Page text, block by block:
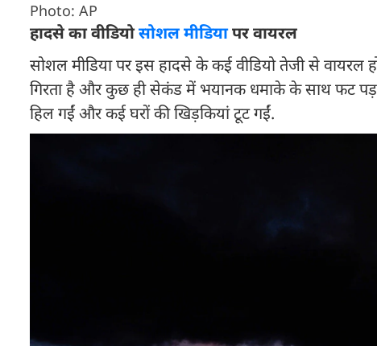
Photo: AP
हादसे का वीडियोसोशल मीडियापर वायरल
सोशल मीडिया पर इस हादसे के कई वीडियो तेजी से वायरल
गिरता है और कुछ ही सेकंड में भयानक धमाके के साथ फट
हिल गईं और कई घरों की खिड़कियां टूट गईं.